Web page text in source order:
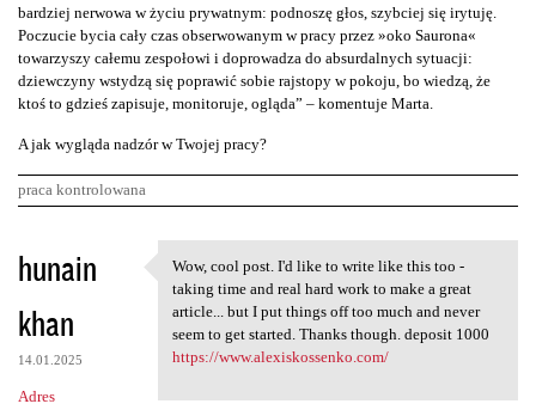
bardziej nerwowa w życiu prywatnym: podnoszę głos, szybciej się irytuję.
Poczucie bycia cały czas obserwowanym w pracy przez »oko Saurona«
towarzyszy całemu zespołowi i doprowadza do absurdalnych sytuacji:
dziewczyny wstydzą się poprawić sobie rajstopy w pokoju, bo wiedzą, że
ktoś to gdzieś zapisuje, monitoruje, ogląda” – komentuje Marta.
A jak wygląda nadzór w Twojej pracy?
praca kontrolowana
K
o
m
e
n
hunain
khan
14.01.2025
Adres
Wow, cool post. I'd like to
Wow, cool post. I'd like to write like this too -
taking time and real hard work to make a great
article... but I put things off too much and never
seem to get started. Thanks though. deposit 1000
https://www.alexiskossenko.com/